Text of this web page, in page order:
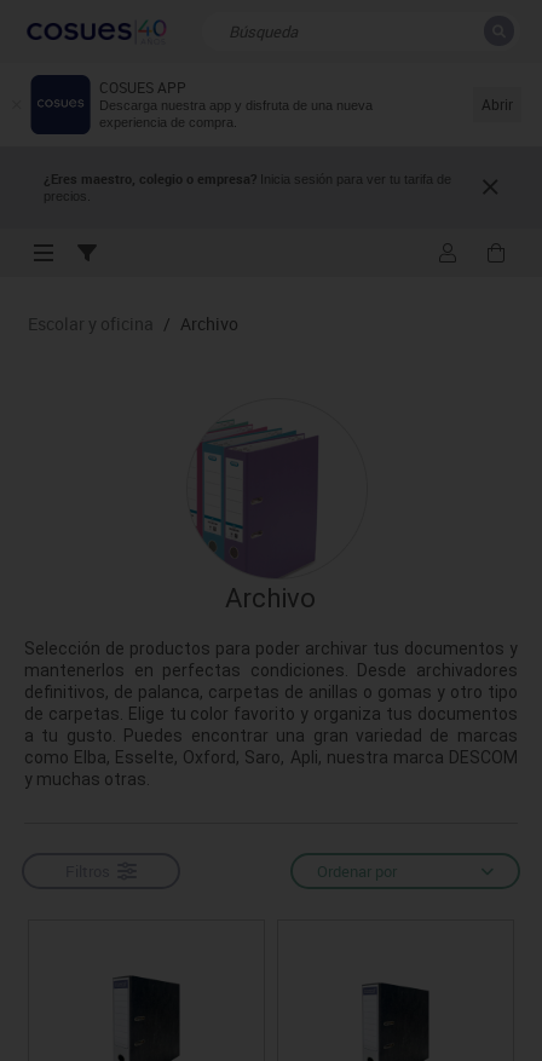
COSUES APP
Descarga nuestra app y disfruta de una nueva
experiencia de compra.
Abrir
¿Eres maestro, colegio o empresa? Inicia sesión para ver tu tarifa de
precios.
Resultados de la búsqueda
Escolar y oficina / Archivo
Archivo
Selección de productos para poder archivar tus documentos y
mantenerlos en perfectas condiciones. Desde archivadores
definitivos, de palanca, carpetas de anillas o gomas y otro tipo
de carpetas. Elige tu color favorito y organiza tus documentos
a tu gusto. Puedes encontrar una gran variedad de marcas
como Elba, Esselte, Oxford, Saro, Apli, nuestra marca DESCOM
y muchas otras.
Ordenar por